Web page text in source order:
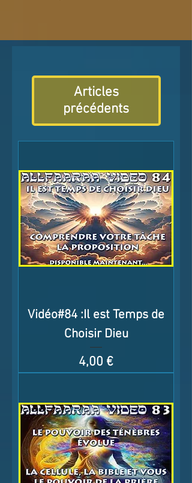
Articles
précédents
Vidéo#84 :Il est Temps de
Choisir Dieu
Prix
4,00 €